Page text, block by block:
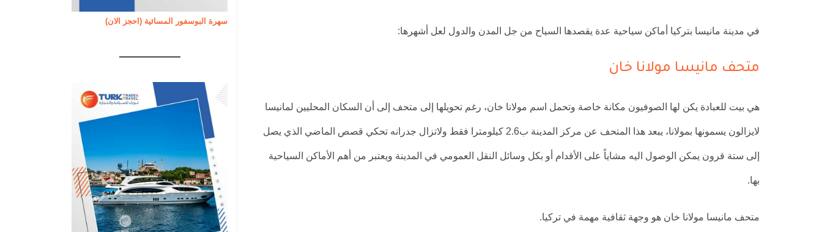
في مدينة مانيسا بتركيا أماكن سياحية عدة يقصدها السياح من جل المدن والدول لعل أشهرها:
متحف مانيسا مولانا خان
هي بيت للعبادة يكن لها الصوفيون مكانة خاصة وتحمل اسم مولانا خان، رغم تحويلها إلى متحف إلى أن السكان المحليين لمانيسا
لايزالون يسمونها بمولانا، يبعد هذا المتحف عن مركز المدينة ب2.6 كيلومترا فقط ولاتزال جدرانه تحكي قصص الماضي الذي يصل
إلى ستة قرون يمكن الوصول اليه مشاياً على الأقدام أو بكل وسائل النقل العمومي في المدينة ويعتبر من أهم الأماكن السياحية
بها.
متحف مانيسا مولانا خان هو وجهة ثقافية مهمة في تركيا.
سهرة البوسفور المسائية (احجز الان)